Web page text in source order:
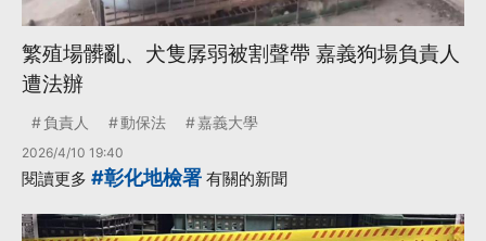
繁殖場髒亂、犬隻孱弱被割聲帶 嘉義狗場負責人
遭法辦
負責人 動保法 嘉義大學
2026/4/10 19:40
閱讀更多 #彰化地檢署 有關的新聞